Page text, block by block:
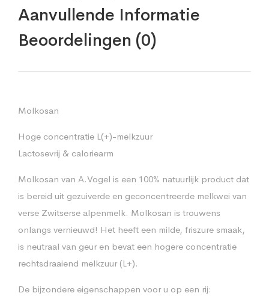
Aanvullende Informatie
Beoordelingen (0)
Molkosan
Hoge concentratie L(+)-melkzuur
Lactosevrij & caloriearm
Molkosan van A.Vogel is een 100% natuurlijk product dat
is bereid uit gezuiverde en geconcentreerde melkwei van
verse Zwitserse alpenmelk. Molkosan is trouwens
onlangs vernieuwd! Het heeft een milde, friszure smaak,
is neutraal van geur en bevat een hogere concentratie
rechtsdraaiend melkzuur (L+).
De bijzondere eigenschappen voor u op een rij: